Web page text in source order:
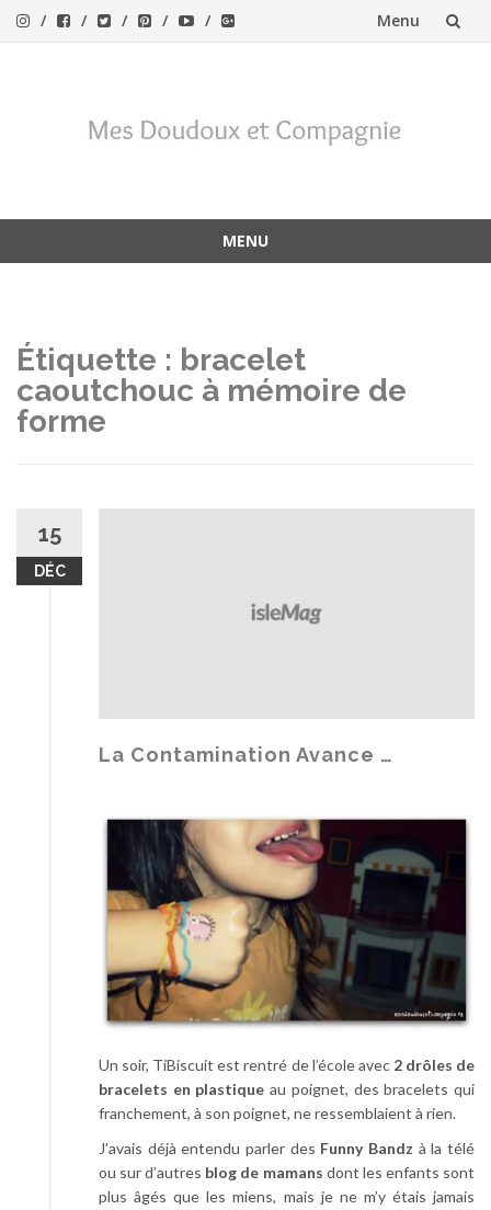
Menu
MENU
Étiquette : bracelet
caoutchouc à mémoire de
forme
15
DÉC
La Contamination Avance …
Un soir, TiBiscuit est rentré de l’école avec 2 drôles de
bracelets en plastique au poignet, des bracelets qui
franchement, à son poignet, ne ressemblaient à rien.
J’avais déjà entendu parler des Funny Bandz à la télé
ou sur d’autres blog de mamans dont les enfants sont
plus âgés que les miens, mais je ne m’y étais jamais